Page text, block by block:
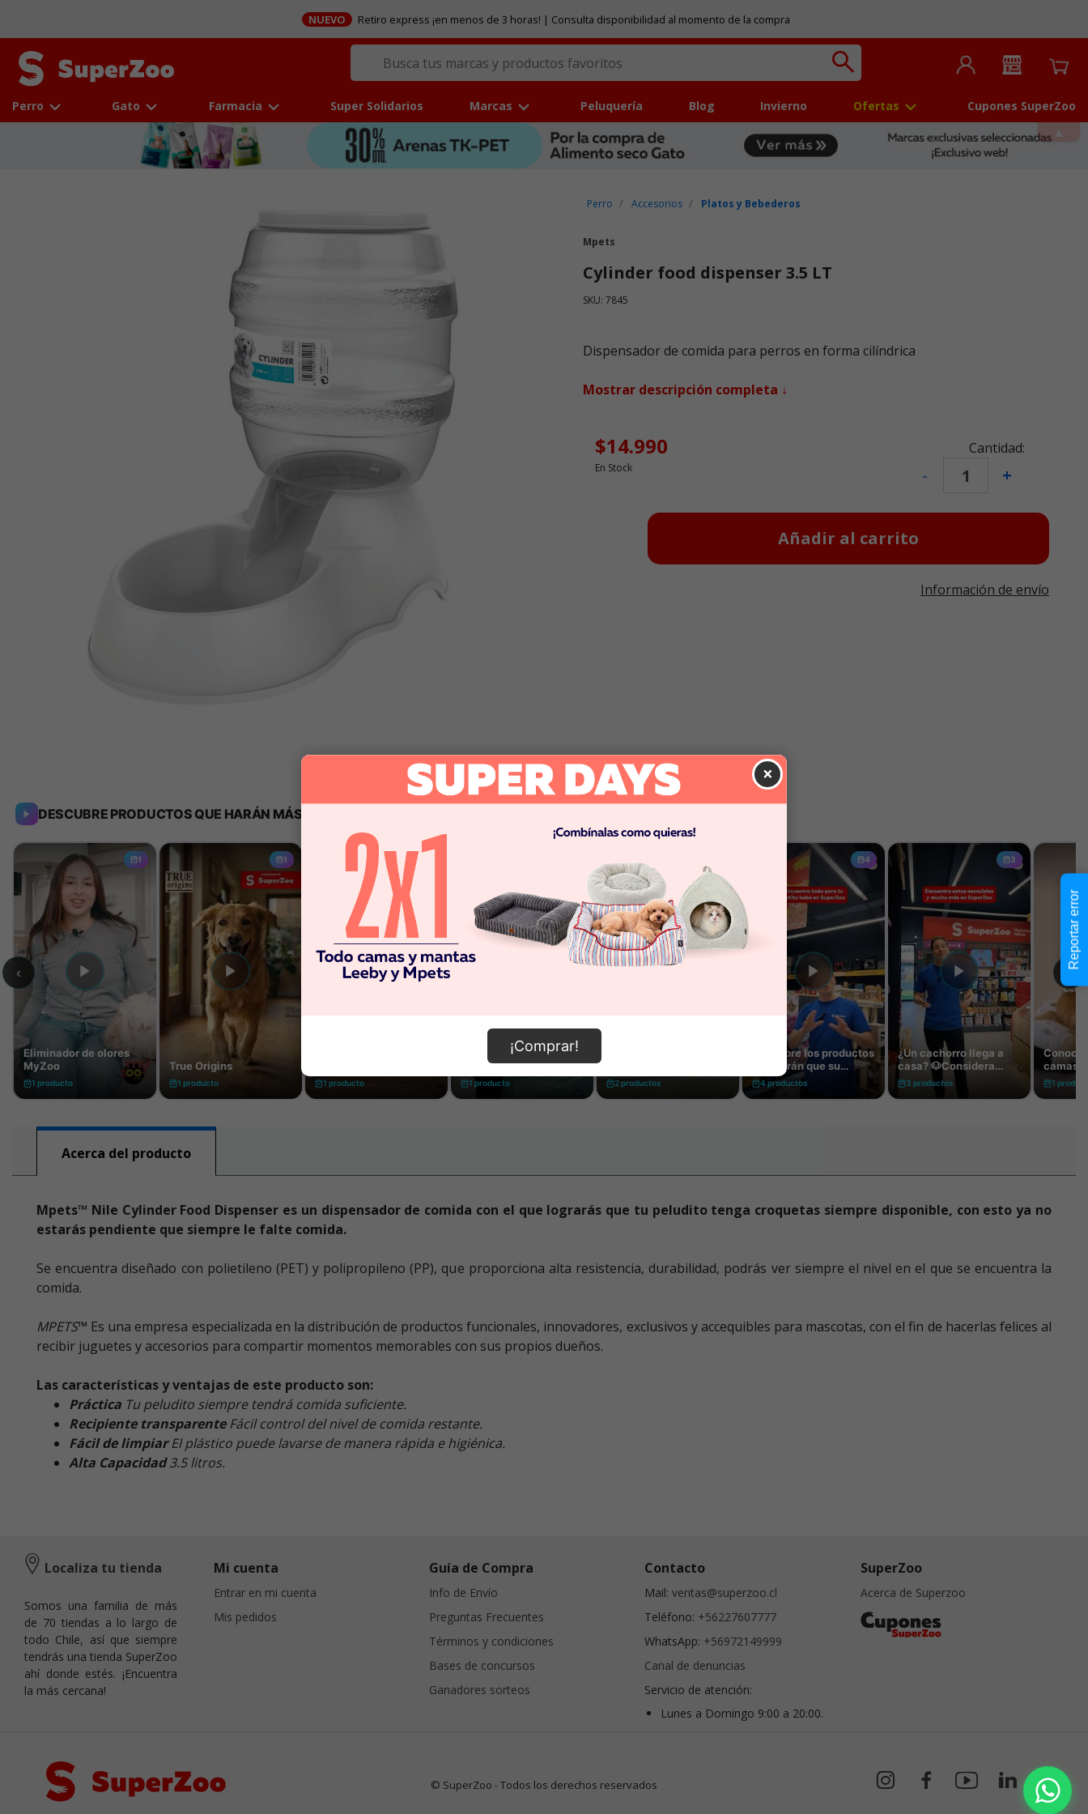
NUEVO Retiro express ¡en menos de 3 horas! | Consulta disponibilidad al momento de la compra
Perro Gato Farmacia Super Solidarios Marcas Peluquería Blog Invierno Ofertas Cupones SuperZoo
Perro Accesorios Platos y Bebederos
Mpets
Cylinder food dispenser 3.5 LT
SKU: 7845
Dispensador de comida para perros en forma cilíndrica
Mostrar descripción completa ↓
Cantidad:
- +
$14.990
En Stock
Añadir al carrito
Información de envío
Acerca del producto
Mpets™ Nile Cylinder Food Dispenser es un dispensador de comida con el que lograrás que tu peludito tenga croquetas siempre disponible, con esto ya no
estarás pendiente que siempre le falte comida.
Se encuentra diseñado con polietileno (PET) y polipropileno (PP), que proporciona alta resistencia, durabilidad, podrás ver siempre el nivel en el que se encuentra la
comida.
MPETS™ Es una empresa especializada en la distribución de productos funcionales, innovadores, exclusivos y accequibles para mascotas, con el fin de hacerlas felices al
recibir juguetes y accesorios para compartir momentos memorables con sus propios dueños.
Las características y ventajas de este producto son:
Práctica Tu peludito siempre tendrá comida suficiente.
Recipiente transparenteFácil control del nivel de comida restante.
Fácil de limpiarEl plástico puede lavarse de manera rápida e higiénica.
Alta Capacidad3.5 litros.
×
¡Comprar!
Localiza tu tienda
Somos una familia de más
de 70 tiendas a lo largo de
todo Chile, así que siempre
tendrás una tienda SuperZoo
ahí donde estés. ¡Encuentra
la más cercana!
Mi cuenta
Entrar en mi cuenta
Mis pedidos
Guía de Compra
Info de Envío
Preguntas Frecuentes
Términos y condiciones
Bases de concursos
Ganadores sorteos
Contacto
Mail: ventas@superzoo.cl
Teléfono: +56227607777
WhatsApp: +56972149999
Canal de denuncias
Servicio de atención:
Lunes a Domingo 9:00 a 20:00.
SuperZoo
Acerca de Superzoo
© SuperZoo - Todos los derechos reservados
Reportar error